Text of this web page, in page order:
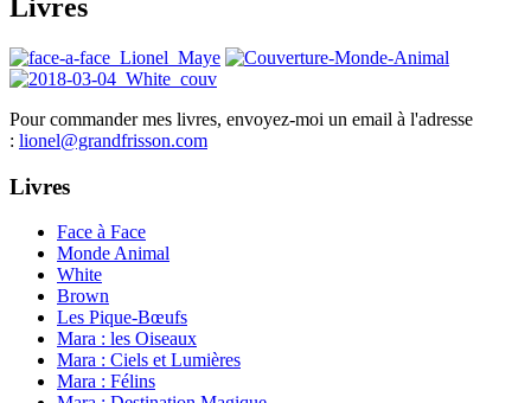
Livres
Pour commander mes livres, envoyez-moi un email à l'adresse
: lionel@grandfrisson.com
Livres
Face à Face
Monde Animal
White
Brown
Les Pique-Bœufs
Mara : les Oiseaux
Mara : Ciels et Lumières
Mara : Félins